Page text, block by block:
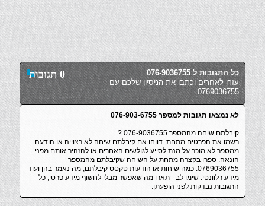
0 תגובות
כל התגובות ל 076-9036755
עזרו לאחרים וכתבו את הניסיון שלכם עם
0769036755
לא נמצאו תגובות למספר 076-903-6755
קיבלתם שיחה מהמספר 076-9036755 ?
רשמו את הפרטים מתחת. דווחו אם קיבלתם שיחה לא רצוייה או הודעה
ממספר לא מוכר על מנת לסייע לגולשים האחרים או להזהיר אותם מפני
הונאה. ספרו בקצרה מתחת על השיחה שקיבלתם מהמספר
0769036755: כמה שיחות או הודעות טקסט קיבלתם, מה נאמר בהן ועוד
מידע רלוונטי. שימו לב - תארו מה שאפשר מבלי לחשוף מידע פרטי, כל
התגובות נבדקות לפני הופעתן.